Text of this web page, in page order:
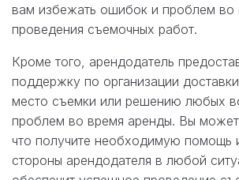
вам избежать ошибок и проблем во
проведения съемочных работ.
Кроме того, арендодатель
поддержку по организации
место съемки или решению любых
проблем во время аренды. Вы
что получите необходимую помощь
стороны арендодателя в любой